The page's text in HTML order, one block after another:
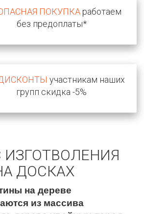
ПОКУПКАработаем
без предоплаты*
участникам наших
групп скидка -5%
ДОСКАХ
на дереве
из массива